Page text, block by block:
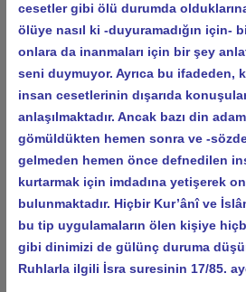
cesetler gibi ölü durumda
ölüye nasıl ki -duyuramadığın için-
onlara da inanmaları için bir şey
seni duymuyor. Ayrıca bu ifadeden,
insan cesetlerinin dışarıda
anlaşılmaktadır. Ancak bazı din
gömüldükten hemen sonra ve -
gelmeden hemen önce defnedilen
kurtarmak için imdadına yetişerek
bulunmaktadır. Hiçbir Kur’ânî ve
bu tip uygulamaların ölen kişiye
gibi dinimizi de gülünç duruma
Ruhlarla ilgili İsra suresinin 17/85.